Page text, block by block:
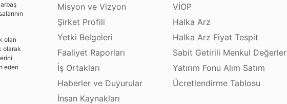
olan
olarak
eden
Misyon ve Vizyon
Şirket Profili
Yetki Belgeleri
Faaliyet Raporları
İş Ortakları
Haberler ve Duyurular
İnsan Kaynakları
VİOP
Halka Arz
Halka Arz Fiyat Tespit
Sabit Getirili Menkul Değerler
Yatırım Fonu Alım Satım
Ücretlendirme Tablosu